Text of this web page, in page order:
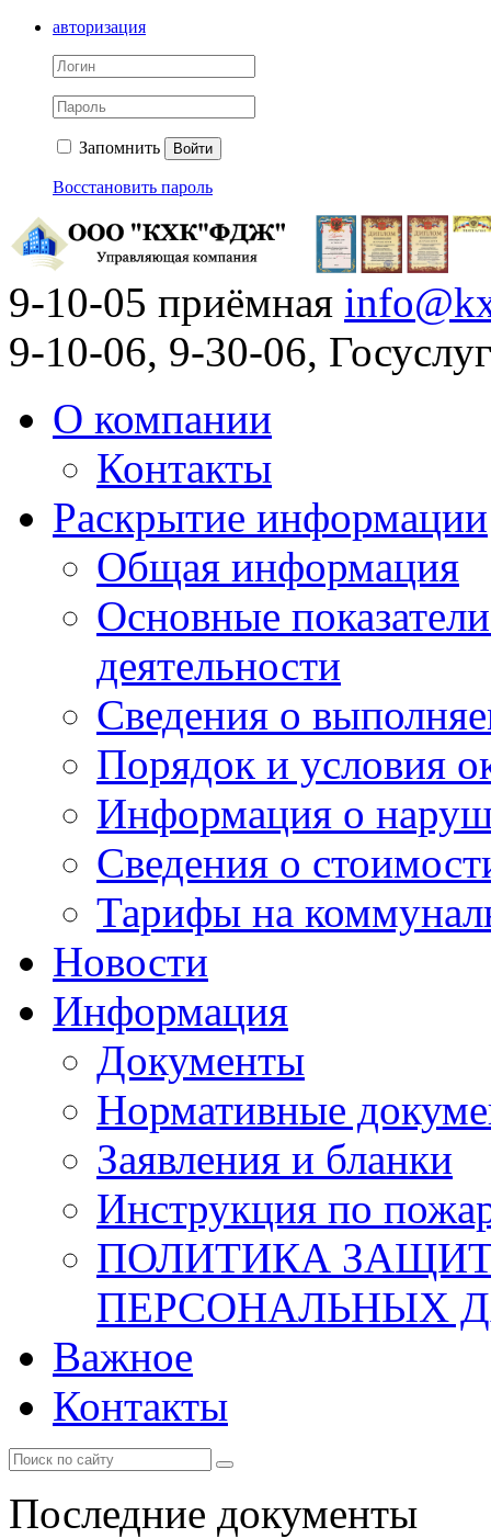
авторизация
Запомнить Войти
Восстановить пароль
9-10-05 приёмная
9-10-06, 9-30-06,
О компании
Контакты
Раскрытие информации
Общая информация
Основные
деятельности
Сведения о
Порядок и условия
Информация о
Сведения о
Тарифы на
Новости
Информация
Документы
Нормативные
Заявления и бланки
Инструкция по
ПОЛИТИКА
ПЕРСОНАЛЬНЫХ
Важное
Контакты
Последние документы